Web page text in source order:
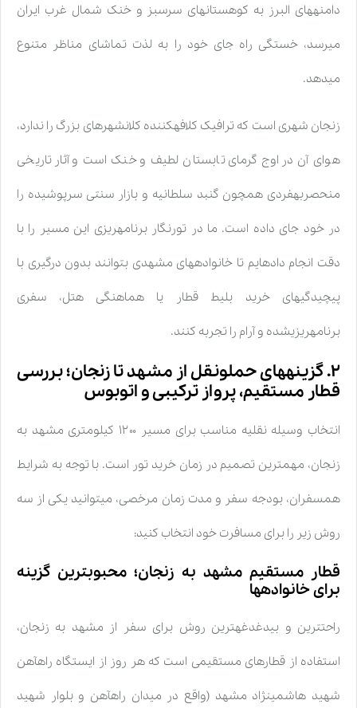
دامنههای البرز به کوهستانهای سرسبز و خنک شمال غرب ایران
میرسد، خستگی راه جای خود را به لذت تماشای مناظر متنوع
میدهد.
زنجان شهری است که ترافیک کلافهکننده کلانشهرهای بزرگ را ندارد،
هوای آن در اوج گرمای تابستان لطیف و خنک است و آثار تاریخی
منحصربهفردی همچون گنبد سلطانیه و بازار سنتی سرپوشیده را
در خود جای داده است. ما در تورنگار برنامهریزی این مسیر را با
دقت انجام دادهایم تا خانوادههای مشهدی بتوانند بدون درگیری با
پیچیدگیهای خرید بلیط قطار یا هماهنگی هتل، سفری
برنامهریزیشده و آرام را تجربه کنند.
۲. گزینههای حملونقل از مشهد تا زنجان؛ بررسی
قطار مستقیم، پرواز ترکیبی و اتوبوس
انتخاب وسیله نقلیه مناسب برای مسیر ۱۲۰۰ کیلومتری مشهد به
زنجان، مهمترین تصمیم در زمان خرید تور است. با توجه به شرایط
همسفران، بودجه سفر و مدت زمان مرخصی، میتوانید یکی از سه
روش زیر را برای مسافرت خود انتخاب کنید:
قطار مستقیم مشهد به زنجان؛ محبوبترین گزینه
برای خانوادهها
راحتترین و بیدغدغهترین روش برای سفر از مشهد به زنجان،
استفاده از قطارهای مستقیمی است که هر روز از ایستگاه راهآهن
شهید هاشمینژاد مشهد (واقع در میدان راهآهن و بلوار شهید